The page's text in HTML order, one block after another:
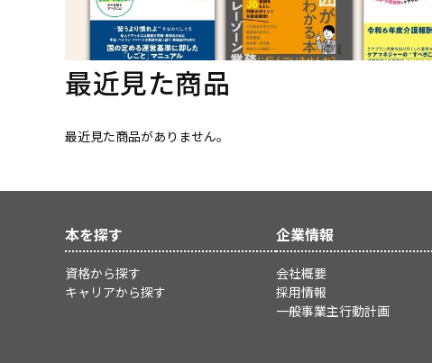
最近見た商品
最近見た商品がありません。
本を探す
資格から探す
キャリアから探す
企業情報
会社概要
採用情報
一般事業主行動計画